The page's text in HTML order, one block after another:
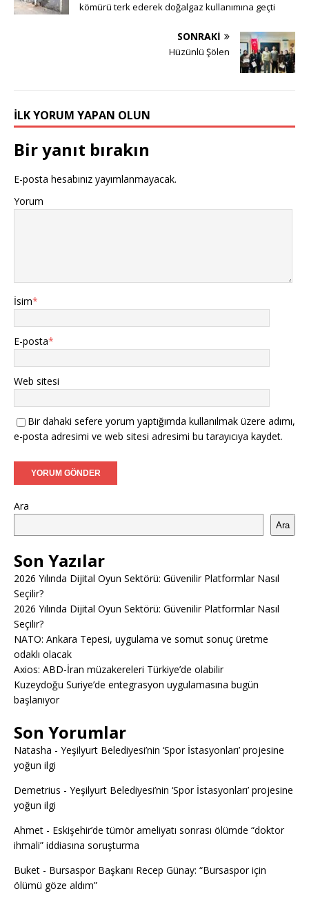
kömürü terk ederek doğalgaz kullanımına geçti
SONRAKI
Hüzünlü Şölen
İLK YORUM YAPAN OLUN
Bir yanıt bırakın
E-posta hesabınız yayımlanmayacak.
Yorum
İsim*
E-posta*
Web sitesi
Bir dahaki sefere yorum yaptığımda kullanılmak üzere adımı,
e-posta adresimi ve web sitesi adresimi bu tarayıcıya kaydet.
Ara
Ara
Son Yazılar
2026 Yılında Dijital Oyun Sektörü: Güvenilir Platformlar Nasıl
Seçilir?
2026 Yılında Dijital Oyun Sektörü: Güvenilir Platformlar Nasıl
Seçilir?
NATO: Ankara Tepesi, uygulama ve somut sonuç üretme
odaklı olacak
Axios: ABD-İran müzakereleri Türkiye’de olabilir
Kuzeydoğu Suriye’de entegrasyon uygulamasına bugün
başlanıyor
Son Yorumlar
Natasha - Yeşilyurt Belediyesi’nin ‘Spor İstasyonları’ projesine
yoğun ilgi
Demetrius - Yeşilyurt Belediyesi’nin ‘Spor İstasyonları’ projesine
yoğun ilgi
Ahmet - Eskişehir’de tümör ameliyatı sonrası ölümde “doktor
ihmali” iddiasına soruşturma
Buket - Bursaspor Başkanı Recep Günay: “Bursaspor için
ölümü göze aldım”